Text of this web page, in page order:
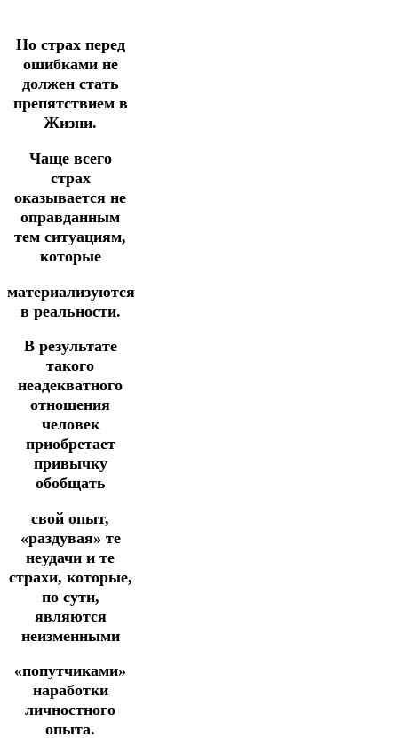
Но страх перед
ошибками не
должен стать
препятствием в
Жизни.
Чаще всего
страх
оказывается не
оправданным
тем ситуациям,
которые
материализуются
в реальности.
В результате
такого
неадекватного
отношения
человек
приобретает
привычку
обобщать
свой опыт,
«раздувая» те
неудачи и те
страхи, которые,
по сути,
являются
неизменными
«попутчиками»
наработки
личностного
опыта.